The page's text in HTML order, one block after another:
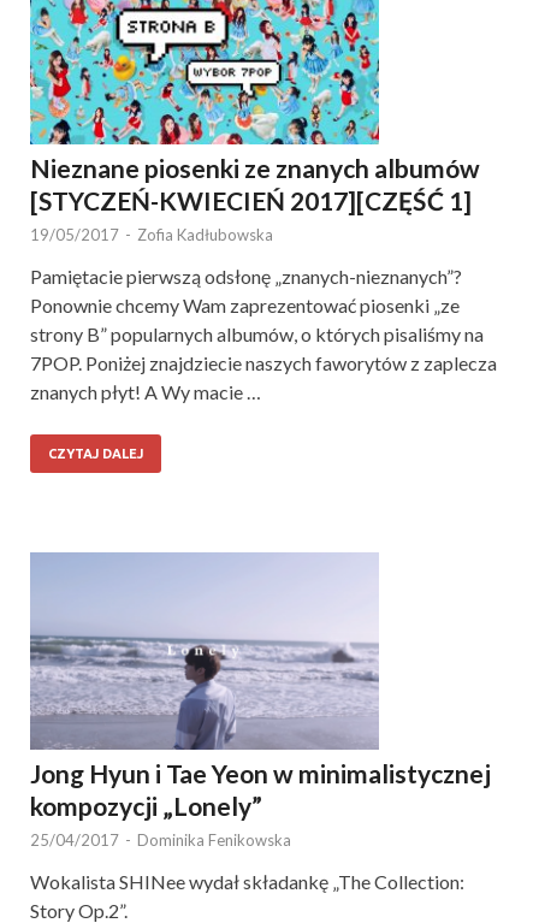
Nieznane piosenki ze znanych albumów
[STYCZEŃ-KWIECIEŃ 2017][CZĘŚĆ 1]
19/05/2017 - Zofia Kadłubowska
Pamiętacie pierwszą odsłonę „znanych-nieznanych”?
Ponownie chcemy Wam zaprezentować piosenki „ze
strony B” popularnych albumów, o których pisaliśmy na
7POP. Poniżej znajdziecie naszych faworytów z zaplecza
znanych płyt! A Wy macie …
CZYTAJ DALEJ
Jong Hyun i Tae Yeon w minimalistycznej
kompozycji „Lonely”
25/04/2017 - Dominika Fenikowska
Wokalista SHINee wydał składankę „The Collection:
Story Op.2”.